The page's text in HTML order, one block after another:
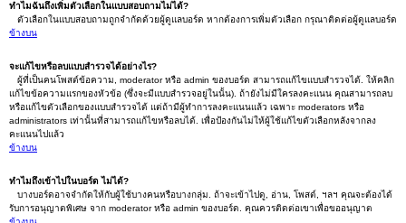
ทำไมฉันถึงเพิ่มตัวเลือกในแบบสอบถามไม่ได้?
ตัวเลือกในแบบสอบถามถูกจำกัดด้วยผู้ดูแลบอร์ด หากต้องการเพิ่มตัวเลือก กรุณาติดต่อผู้ดูแลบอร์ด
ข้างบน
จะแก้ไขหรือลบแบบสำรวจได้อย่างไร?
ผู้ที่เป็นคนโพสต์ข้อความ, moderator หรือ admin ของบอร์ด สามารถแก้ไขแบบสำรวจได้. ให้คลิก
แก้ไขข้อความแรกของหัวข้อ (ซึ่งจะมีแบบสำรวจอยู่ในนั้น). ถ้ายังไม่มีใครลงคะแนน คุณสามารถลบ
หรือแก้ไขตัวเลือกของแบบสำรวจได้ แต่ถ้ามีผู้ทำการลงคะแนนแล้ว เฉพาะ moderators หรือ
administrators เท่านั้นที่สามารถแก้ไขหรือลบได้. เพื่อป้องกันไม่ให้ผู้ใช้แก้ไขตัวเลือกหลังจากลง
คะแนนไปแล้ว
ข้างบน
ทำไมถึงเข้าไปในบอร์ด ไม่ได้?
บางบอร์ดอาจจำกัดให้กับผู้ใช้บางคนหรือบางกลุ่ม. ถ้าจะเข้าไปดู, อ่าน, โพสต์, ฯลฯ คุณจะต้องได้
รับการอนุญาตพิเศษ จาก moderator หรือ admin ของบอร์ด. คุณควรติดต่อเขาเพื่อขออนุญาต